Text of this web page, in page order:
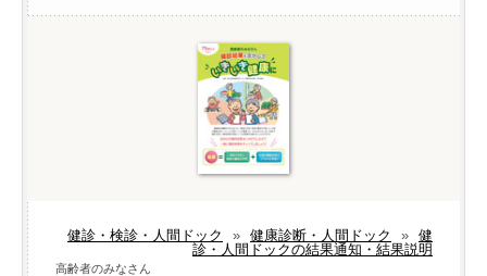
健診・検診・人間ドック » 健康診断・人間ドック » 健
診・人間ドックの結果通知・結果説明
高齢者のみなさん